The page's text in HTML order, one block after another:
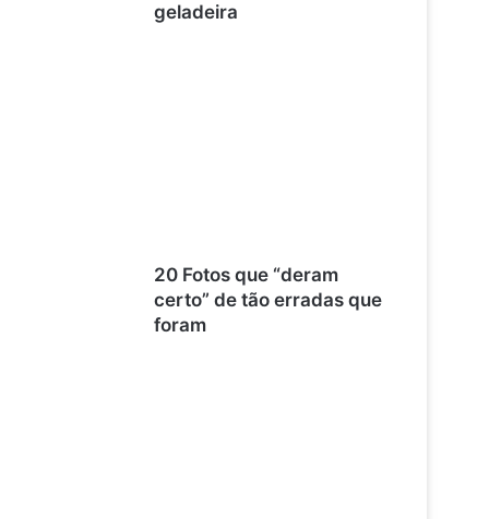
geladeira
20 Fotos que “deram
certo” de tão erradas que
foram